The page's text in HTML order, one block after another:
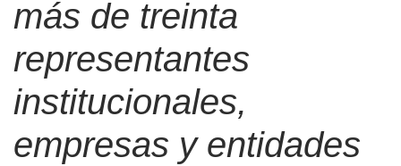
más de treinta
representantes
institucionales,
empresas y entidades